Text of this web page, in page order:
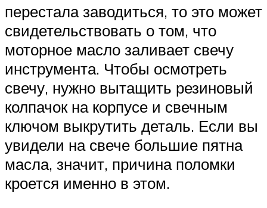
перестала заводиться, то это может
свидетельствовать о том, что
моторное масло заливает свечу
инструмента. Чтобы осмотреть
свечу, нужно вытащить резиновый
колпачок на корпусе и свечным
ключом выкрутить деталь. Если вы
увидели на свече большие пятна
масла, значит, причина поломки
кроется именно в этом.